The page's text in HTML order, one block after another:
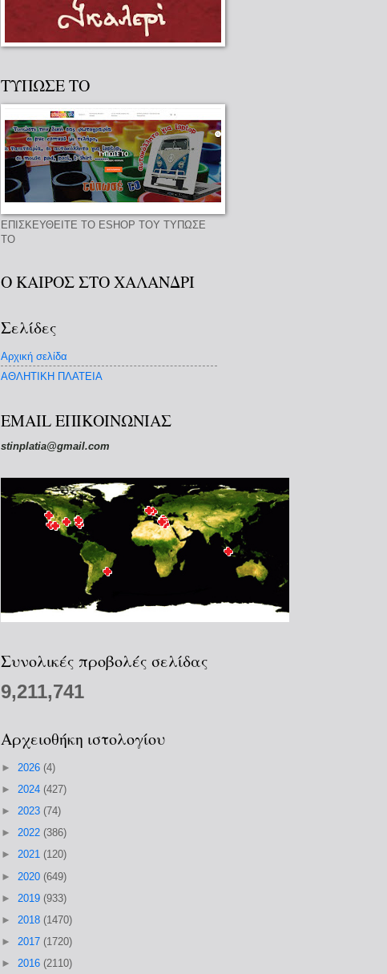
ΤΥΠΩΣΕ ΤΟ
ΕΠΙΣΚΕΥΘΕΙΤΕ ΤΟ ESHOP ΤΟΥ ΤΥΠΩΣΕ
ΤΟ
Ο ΚΑΙΡΟΣ ΣΤΟ ΧΑΛΑΝΔΡΙ
Σελίδες
Αρχική σελίδα
ΑΘΛΗΤΙΚΗ ΠΛΑΤΕΙΑ
EMAIL ΕΠΙΚΟΙΝΩΝΙΑΣ
stinplatia@gmail.com
Συνολικές προβολές σελίδας
9,211,741
Αρχειοθήκη ιστολογίου
► 2026 (4)
► 2024 (427)
► 2023 (74)
► 2022 (386)
► 2021 (120)
► 2020 (649)
► 2019 (933)
► 2018 (1470)
► 2017 (1720)
► 2016 (2110)